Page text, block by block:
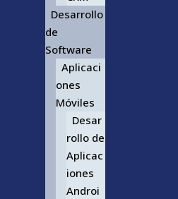
Desarrollo
de
Software
Aplicaci
ones
Móviles
Desar
rollo de
Aplicac
iones
Androi